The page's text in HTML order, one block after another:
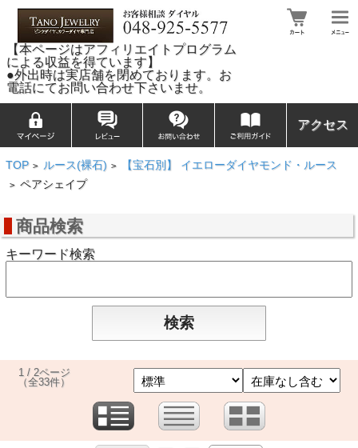
【本ページはアフィリエイトプログラム
による収益を得ています】
●外出時は実店舗を閉めております。お
電話にてお問い合わせ下さいませ。
アクセス
TOP > ルース(裸石) > 【宝石別】 イエローダイヤモンド・ルース
> ペアシェイプ
商品検索
キーワード検索
1 / 2ページ
（全33件）